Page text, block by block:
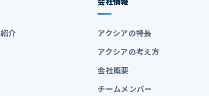
介
アクシアの特長
アクシアの考え方
会社概要
チームメンバー